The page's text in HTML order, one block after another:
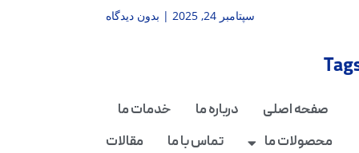
سپتامبر 24, 2025 بدون دیدگاه
صفحه اصلی درباره ما
خدمات ما
محصولات ما
تماس با ما مقالات